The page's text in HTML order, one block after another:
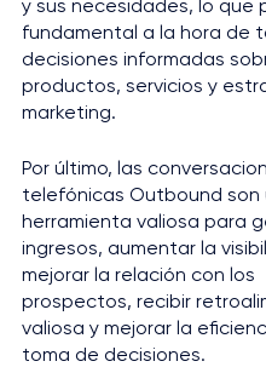
y sus necesidades, lo que
fundamental a la hora de
decisiones informadas
productos, servicios y
marketing.
Por último, las
telefónicas Outbound son
herramienta valiosa para
ingresos, aumentar la
mejorar la relación con los
prospectos, recibir
valiosa y mejorar la
toma de decisiones.